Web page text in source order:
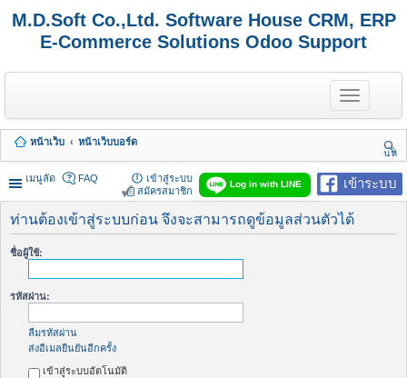
M.D.Soft Co.,Ltd. Software House CRM, ERP
E-Commerce Solutions Odoo Support
T
o
g
e
n
a
v
i
g
หน้าเว็บ
หน้าเว็บบอร์ด
นห
า
เมนูลัด
เข้าระบบ
Log in with LINE
FAQ
เข้าสู่ระบบ
สมัครสมาชิก
ท่านต้องเข้าสู่ระบบก่อน จึงจะสามารถดูข้อมูลส่วนตัวได้
ชื่อผู้ใช้:
รหัสผ่าน:
ลืมรหัสผ่าน
ส่งอีเมลยืนยันอีกครั้ง
เข้าสู่ระบบอัตโนมัติ